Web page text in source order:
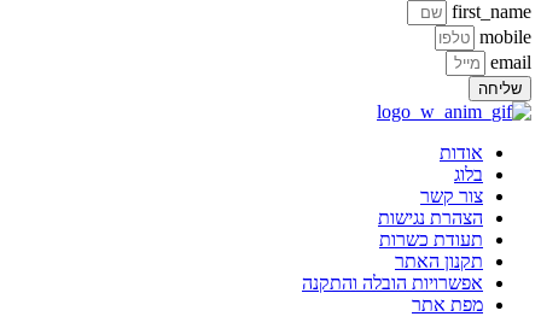
שליחה
אודות
בלוג
צור קשר
הצהרת נגישות
תעודת כשרות
תקנון האתר
אפשרויות הובלה והתקנה
מפת אתר